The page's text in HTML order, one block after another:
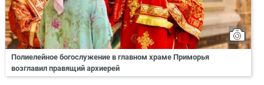
Полиелейное богослужение в главном храме Приморья
возглавил правящий архиерей